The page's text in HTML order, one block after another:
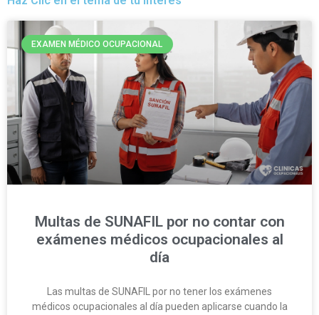
EXAMEN MÉDICO OCUPACIONAL
Multas de SUNAFIL por no contar con
exámenes médicos ocupacionales al
día
Las multas de SUNAFIL por no tener los exámenes
médicos ocupacionales al día pueden aplicarse cuando la